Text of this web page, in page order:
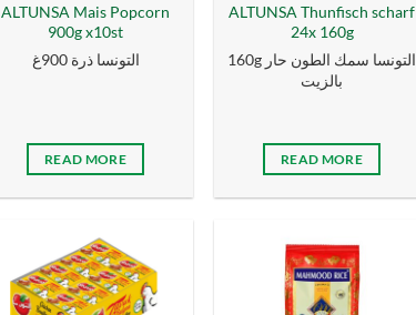
ALTUNSA Mais Popcorn
900g x10st
التونسا ذرة 900غ
READ MORE
ALTUNSA Thunfisch scharf
24x 160g
160g التونسا سمك الطون حار
بالزیت
READ MORE